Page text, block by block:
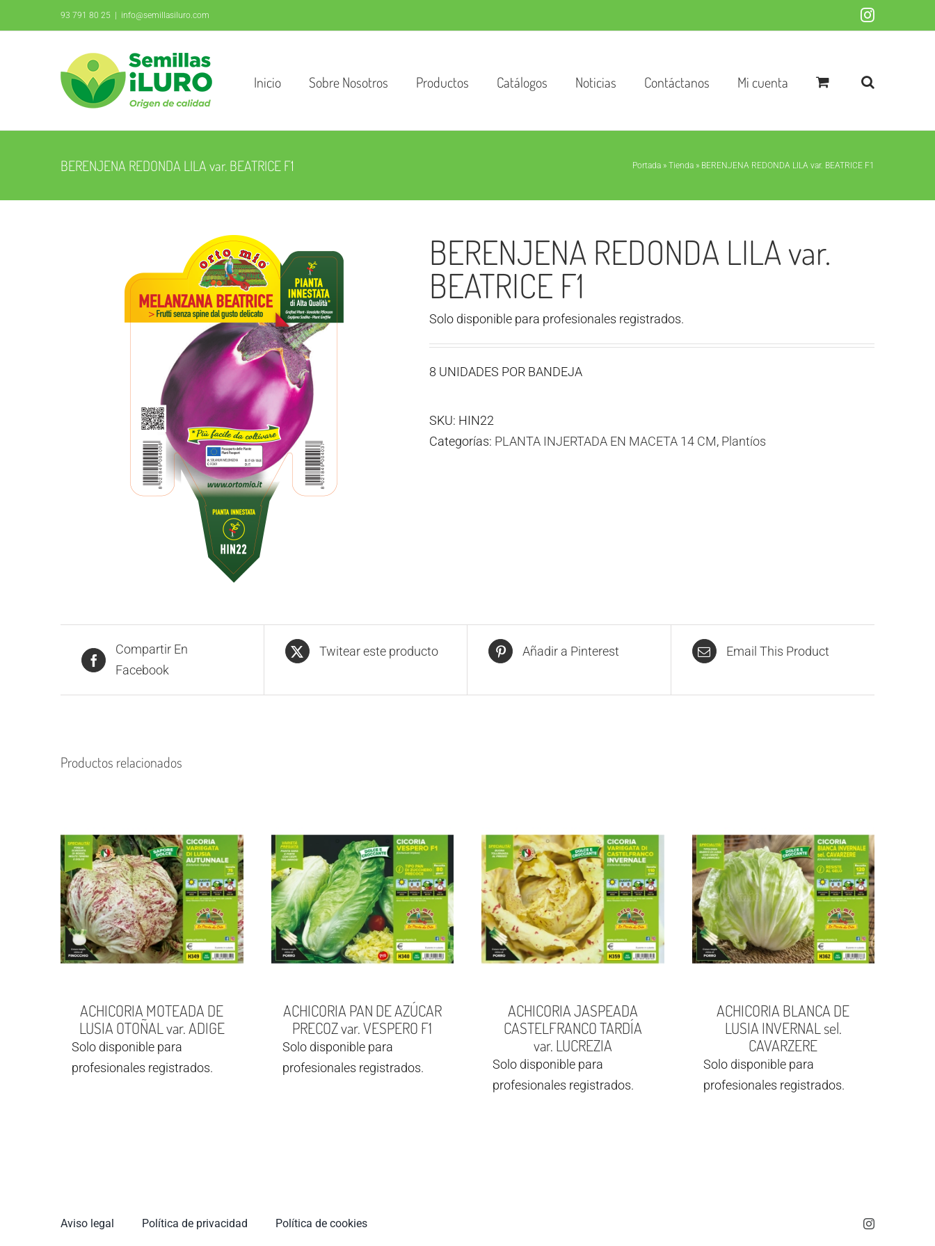
al
93 791 80 25 info@semillasiluro.com Instagram
Inicio Sobre Nosotros Productos Catálogos Noticias Contáctanos Mi cuenta
BERENJENA REDONDA LILA var. BEATRICE F1 Portada » Tienda » BERENJENA REDONDA LILA var. BEATRICE F1
BERENJENA REDONDA LILA var.
BEATRICE F1
Solo disponible para profesionales registrados.
8 UNIDADES POR BANDEJA
SKU: HIN22
Categorías: PLANTA INJERTADA EN MACETA 14 CM, Plantíos
Compartir En
Facebook
Twitear este producto Añadir a Pinterest Email This Product
Productos relacionados
ACHICORIA MOTEADA DE
LUSIA OTOÑAL var. ADIGE
Solo disponible para
profesionales registrados.
ACHICORIA PAN DE AZÚCAR
PRECOZ var. VESPERO F1
Solo disponible para
profesionales registrados.
ACHICORIA JASPEADA
CASTELFRANCO TARDÍA
var. LUCREZIA
Solo disponible para
profesionales registrados.
ACHICORIA BLANCA DE
LUSIA INVERNAL sel.
CAVARZERE
Solo disponible para
profesionales registrados.
Aviso legal Política de privacidad Política de cookies